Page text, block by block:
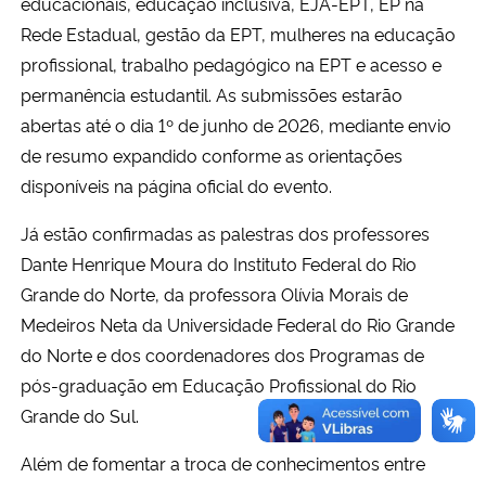
Rede Estadual, gestão da EPT, mulheres na educação
profissional, trabalho pedagógico na EPT e acesso e
permanência estudantil. As submissões estarão
abertas até o dia 1º de junho de 2026, mediante envio
de resumo expandido conforme as orientações
disponíveis na página oficial do evento.
Já estão confirmadas as palestras dos professores
Dante Henrique Moura do Instituto Federal do Rio
Grande do Norte, da professora Olívia Morais de
Medeiros Neta da Universidade Federal do Rio Grande
do Norte e dos coordenadores dos Programas de
pós-graduação em Educação Profissional do Rio
Grande do Sul.
Além de fomentar a troca de conhecimentos entre